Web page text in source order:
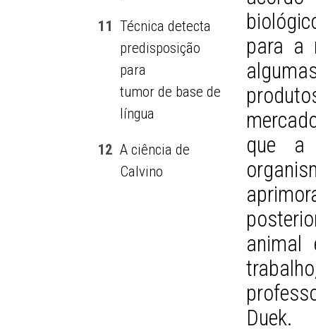
11 Técnica detecta
predisposição
para
tumor de base de
língua
12 A ciência de
Calvino
para a
que a
animal
Duek.